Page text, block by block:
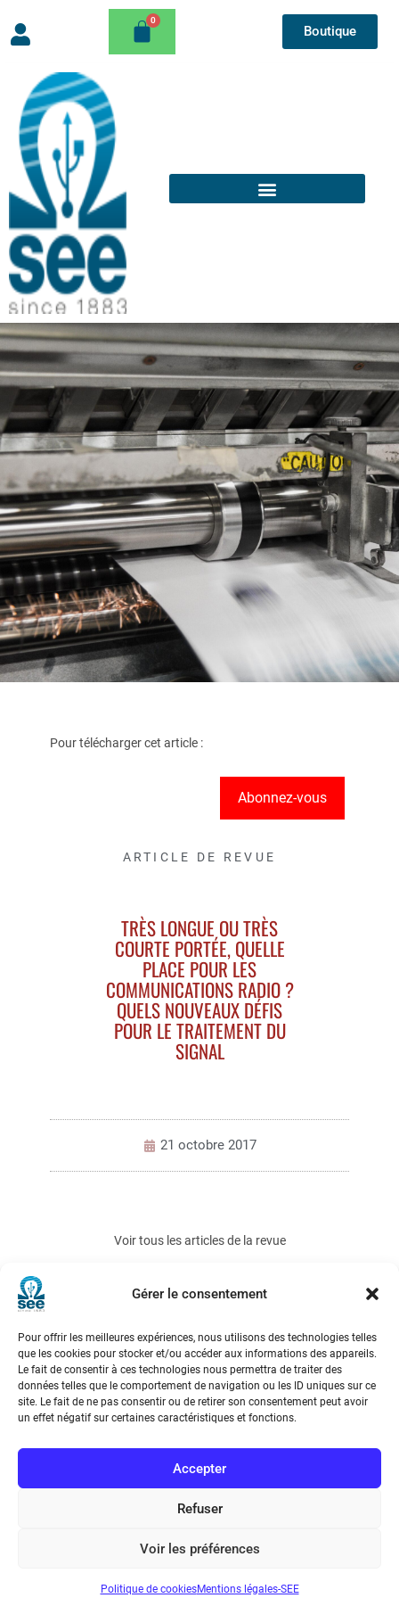
Gérer le consentement
Pour offrir les meilleures expériences, nous utilisons des technologies telles
que les cookies pour stocker et/ou accéder aux informations des appareils.
Le fait de consentir à ces technologies nous permettra de traiter des
données telles que le comportement de navigation ou les ID uniques sur ce
site. Le fait de ne pas consentir ou de retirer son consentement peut avoir
un effet négatif sur certaines caractéristiques et fonctions.
Accepter
Refuser
Voir les préférences
Politique de cookiesMentions légales-SEE
Boutique
Pour télécharger cet article :
Abonnez-vous
ARTICLE DE REVUE
TRÈS LONGUE OU TRÈS
COURTE PORTÉE, QUELLE
PLACE POUR LES
COMMUNICATIONS RADIO ?
QUELS NOUVEAUX DÉFIS
POUR LE TRAITEMENT DU
SIGNAL
21 octobre 2017
Voir tous les articles de la revue
REE 2005-4
de l’Information et de la Communication
75116 Paris
Métro : « Boissière » Ligne 6 et « Iéna » Ligne 9
Téléphone : (+33) 1 56 90 37 17